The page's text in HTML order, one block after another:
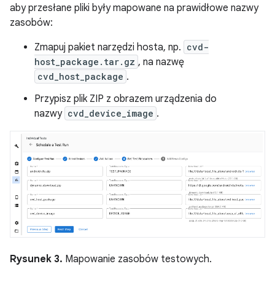
aby przesłane pliki były mapowane na prawidłowe nazwy
zasobów:
Zmapuj pakiet narzędzi hosta, np. cvd-
host_package.tar.gz , na nazwę
cvd_host_package .
Przypisz plik ZIP z obrazem urządzenia do
nazwy cvd_device_image .
Rysunek 3. Mapowanie zasobów testowych.